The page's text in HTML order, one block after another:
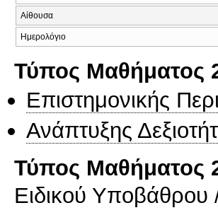
Αίθουσα
Ημερολόγιο
Τύπος Μαθήματος
Επιστημονικής
Ανάπτυξης
Τύπος Μαθήματος
Ειδικού